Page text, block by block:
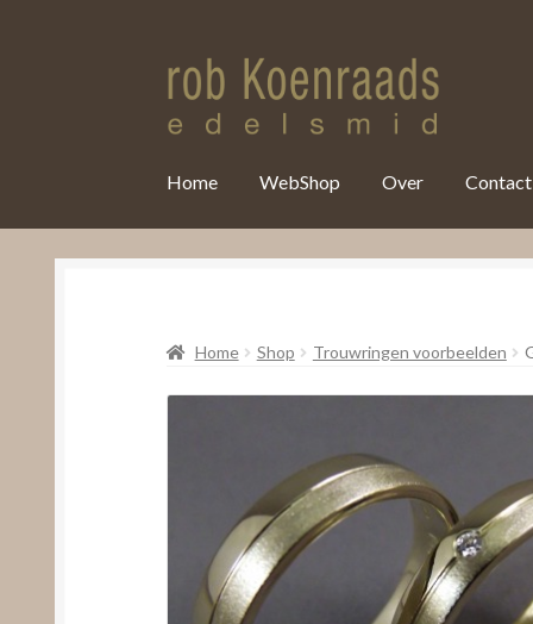
Home WebShop Over Contact
Home Shop Trouwringen voorbeelden